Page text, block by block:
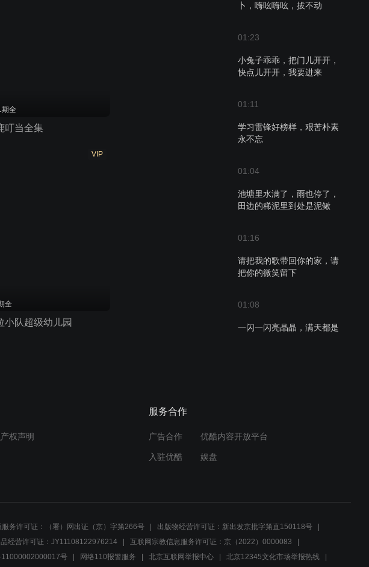
卜，嗨吆嗨吆，拔不动
01:23
小兔子乖乖，把门儿开开，
快点儿开开，我要进来
01:11
学习雷锋好榜样，艰苦朴素
永不忘
01:04
池塘里水满了，雨也停了，
田边的稀泥里到处是泥鳅
01:16
请把我的歌带回你的家，请
把你的微笑留下
01:08
一闪一闪亮晶晶，满天都是
01:27
01:06
好爸爸坏爸爸，你喜欢自己
的爸爸吗
全
叮当全集
VIP
全
小队超级幼儿园
权声明
服务合作
广告合作 优酷内容开放平台
入驻优酷 娱盘
服务许可证：（署）网出证（京）字第266号
出版物经营许可证：新出发京批字第直150118号
经营许可证：JY11108122976214
互联网宗教信息服务许可证：京（2022）0000083
11000002000017号 网络110报警服务 北京互联网举报中心 北京12345文化市场举报热线